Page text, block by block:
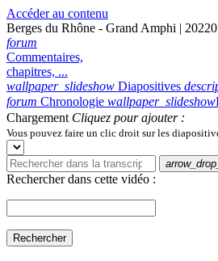
Accéder au contenu
Berges du Rhône - Grand Amphi |
forum
Commentaires,
chapitres, ...
wallpaper_slideshow Diapositives
forum Chronologie wallpaper_slideshow
Chargement Cliquez pour ajouter :
Vous pouvez faire un clic droit sur les
Rechercher dans cette vidéo :
Rechercher